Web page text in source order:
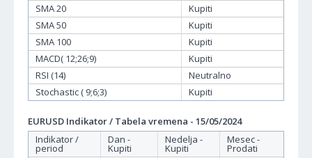
SMA 20
Kupiti
SMA 50
Kupiti
SMA 100
Kupiti
MACD( 12;26;9)
Kupiti
RSI (14)
Neutralno
Stochastic ( 9;6;3)
Kupiti
EURUSD Indikator / Tabela vremena - 15/05/2024
Indikator /
period
Dan -
Kupiti
Nedelja -
Kupiti
Mesec -
Prodati